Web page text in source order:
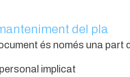
del pla
és només una part
implicat